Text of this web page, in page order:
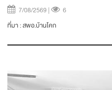
7/08/2569 |
6
ที่มา :สพอ.บ้านโคก